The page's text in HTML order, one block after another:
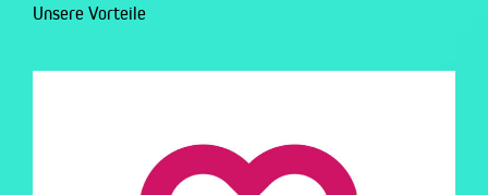
Unsere Vorteile